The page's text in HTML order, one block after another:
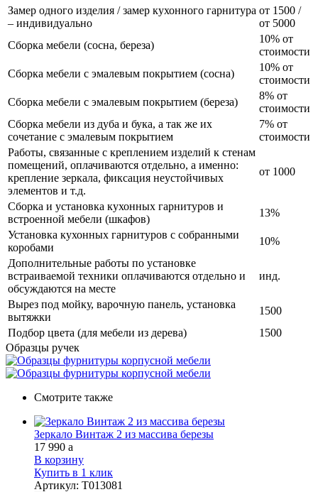
Замер одного изделия / замер кухонного гарнитура
– индивидуально
от 1500 /
от 5000
Сборка мебели (сосна, береза)
10% от
стоимости
Сборка мебели с эмалевым покрытием (сосна)
10% от
стоимости
Сборка мебели с эмалевым покрытием (береза)
8% от
стоимости
Сборка мебели из дуба и бука, а так же их
сочетание с эмалевым покрытием
7% от
стоимости
Работы, связанные с креплением изделий к стенам
помещений, оплачиваются отдельно, а именно:
крепление зеркала, фиксация неустойчивых
элементов и т.д.
от 1000
Сборка и установка кухонных гарнитуров и
встроенной мебели (шкафов)
13%
Установка кухонных гарнитуров с собранными
коробами
10%
Дополнительные работы по установке
встраиваемой техники оплачиваются отдельно и
обсуждаются на месте
инд.
Вырез под мойку, варочную панель, установка
вытяжки
1500
Подбор цвета (для мебели из дерева)
1500
Образцы ручек
Смотрите также
Зеркало Винтаж 2 из массива березы
17 990 a
В корзину
Купить в 1 клик
Артикул: Т013081